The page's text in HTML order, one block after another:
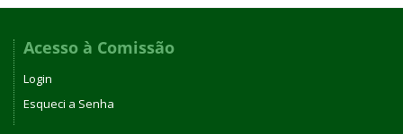
Acesso à Comissão
Login
Esqueci a Senha